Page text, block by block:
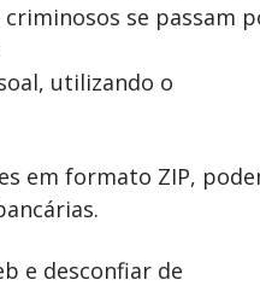
criminosos se passam
utilizando o
em formato ZIP,
e desconfiar de